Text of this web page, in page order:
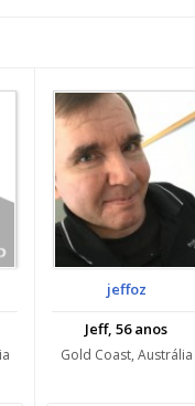
jeffoz
Jeff, 56 anos
Gold Coast, Austrália